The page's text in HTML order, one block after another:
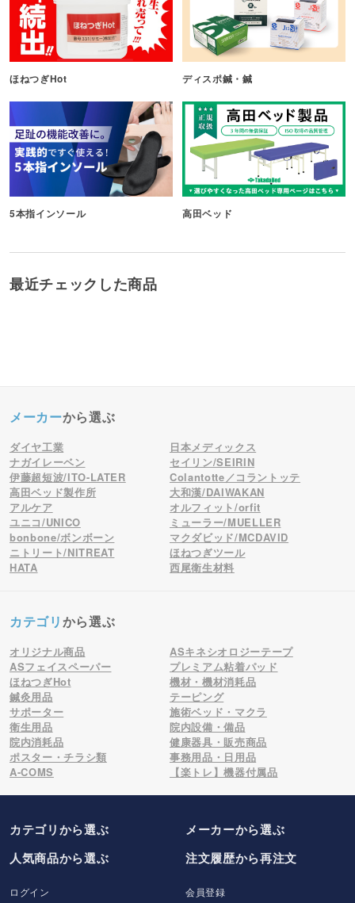
ほねつぎHot ディスポ鍼・鍼
5本指インソール 高田ベッド
最近チェックした商品
メーカーから選ぶ
ダイヤ工業
日本メディックス
ナガイレーベン
セイリン/SEIRIN
伊藤超短波/ITO-LATER
Colantotte／コラントッテ
高田ベッド製作所
大和漢/DAIWAKAN
アルケア
オルフィット/orfit
ユニコ/UNICO
ミューラー/MUELLER
bonbone/ボンボーン
マクダビッド/MCDAVID
ニトリート/NITREAT
ほねつぎツール
HATA
西尾衛生材料
カテゴリから選ぶ
オリジナル商品
ASキネシオロジーテープ
ASフェイスペーパー
プレミアム粘着パッド
ほねつぎHot
機材・機材消耗品
鍼灸用品
テーピング
サポーター
施術ベッド・マクラ
衛生用品
院内設備・備品
院内消耗品
健康器具・販売商品
ポスター・チラシ類
事務用品・日用品
A-COMS
【楽トレ】機器付属品
カテゴリから選ぶ メーカーから選ぶ
人気商品から選ぶ
注文履歴から再注文
ログイン 会員登録